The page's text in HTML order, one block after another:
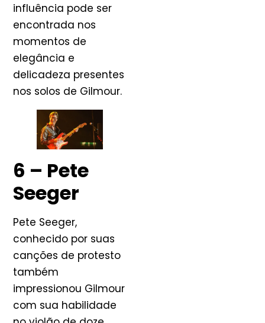
influência pode ser
encontrada nos
momentos de
elegância e
delicadeza presentes
nos solos de Gilmour.
6 – Pete
Seeger
Pete Seeger,
conhecido por suas
canções de protesto
também
impressionou Gilmour
com sua habilidade